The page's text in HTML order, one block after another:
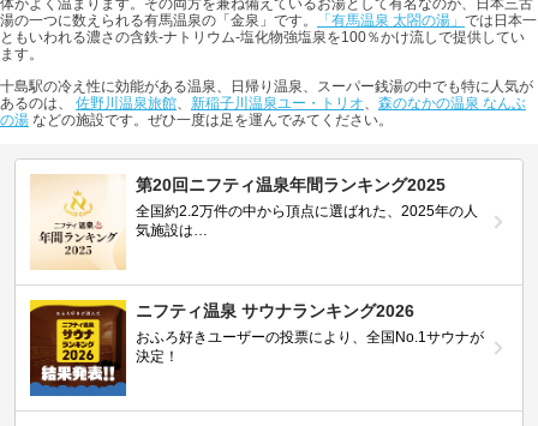
体がよく温まります。その両方を兼ね備えているお湯として有名なのが、日本三古
湯の一つに数えられる有馬温泉の「金泉」です。
「有馬温泉 太閤の湯」 では日本一
ともいわれる濃さの含鉄-ナトリウム-塩化物強塩泉を100％かけ流しで提供してい
ます。
十島駅の冷え性に効能がある温泉、日帰り温泉、スーパー銭湯の中でも特に人気が
あるのは、 佐野川温泉旅館、 新稲子川温泉ユー・トリオ、 森のなかの温泉 なんぶ
の湯 などの施設です。ぜひ一度は足を運んでみてください。
第20回ニフティ温泉年間ランキング2025
全国約2.2万件の中から頂点に選ばれた、2025年の人
気施設は…
ニフティ温泉 サウナランキング2026
おふろ好きユーザーの投票により、全国No.1サウナが
決定！